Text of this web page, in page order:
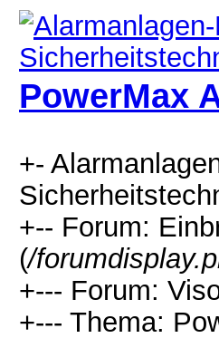
PowerMax
+-
+-- Forum:
(/
+--- Forum:
+--- Thema: